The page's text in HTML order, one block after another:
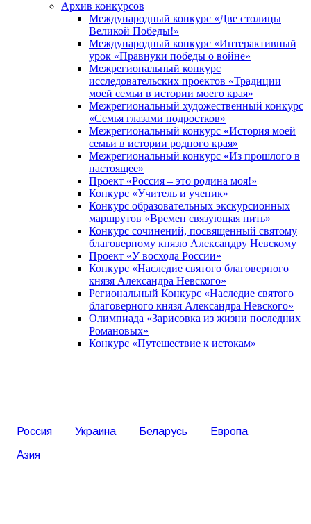
Архив конкурсов
Международный конкурс «Две столицы
Великой Победы!»
Международный конкурс «Интерактивный
урок «Правнуки победы о войне»
Межрегиональный конкурс
исследовательских проектов «Традиции
моей семьи в истории моего края»
Межрегиональный художественный конкурс
«Семья глазами подростков»
Межрегиональный конкурс «История моей
семьи в истории родного края»
Межрегиональный конкурс «Из прошлого в
настоящее»
Проект «Россия – это родина моя!»
Конкурс «Учитель и ученик»
Конкурс образовательных экскурсионных
маршрутов «Времен связующая нить»
Конкурс сочинений, посвященный святому
благоверному князю Александру Невскому
Проект «У восхода России»
Конкурс «Наследие святого благоверного
князя Александра Невского»
Региональный Конкурс «Наследие святого
благоверного князя Александра Невского»
Олимпиада «Зарисовка из жизни последних
Романовых»
Конкурс «Путешествие к истокам»
Россия Украина Беларусь
Европа
Азия